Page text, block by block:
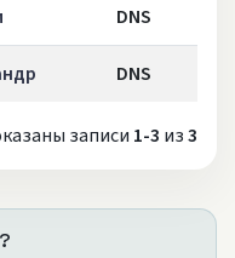
DNS
DNS
записи 1-3 из3